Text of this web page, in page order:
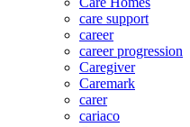
care support
career
career progression
Caregiver
Caremark
carer
cariaco